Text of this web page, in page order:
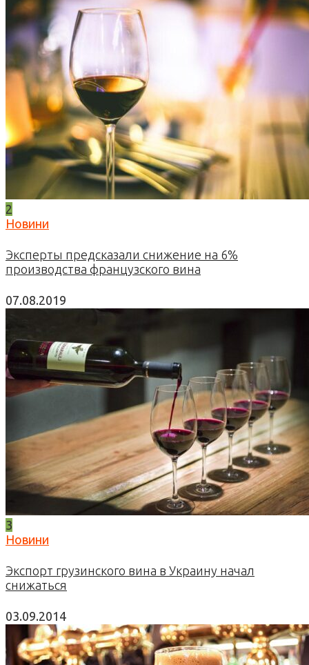
2
Новини
Эксперты предсказали снижение на 6%
производства французского вина
07.08.2019
3
Новини
Экспорт грузинского вина в Украину начал
снижаться
03.09.2014